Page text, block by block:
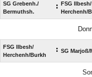
SG Grebenh./​
Bermuthsh.
:
FSG Ilbesh/​
Herchenh/​
FSG Ilbesh/​
Herchenh/​Burkh
: SG Marjoß/​